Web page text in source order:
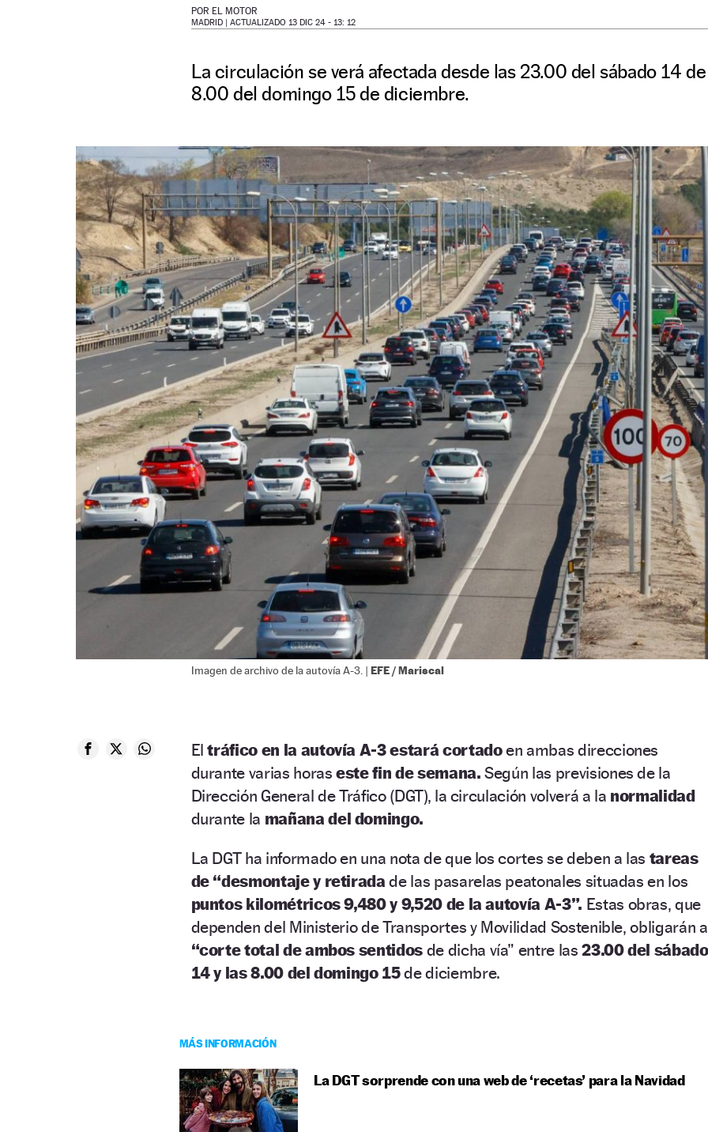
POR EL MOTOR
MADRID | ACTUALIZADO 13 DIC 24 - 13: 12
La circulación se verá afectada desde las 23.00 del sábado 14
8.00 del domingo 15 de diciembre.
Imagen de archivo de la autovía A-3. | EFE / Mariscal
Eltráfico en la autovía A-3 estará cortadoen ambas direcciones
durante varias horaseste fin de semana. Según las previsiones de la
Dirección General de Tráfico (DGT), la circulación volverá a la normalidad
durante la mañana del domingo.
La DGT ha informado en una nota de que los cortes se deben a las tareas
de “desmontaje y retirada de las pasarelas peatonales situadas en los
puntos kilométricos 9,480 y 9,520 de la autovía A-3”. Estas obras, que
dependen del Ministerio de Transportes y Movilidad Sostenible, obligarán
“corte total de ambos sentidos de dicha vía” entre las 23.00 del sábado
14 y las 8.00 del domingo 15de diciembre.
MÁS INFORMACIÓN
La DGT sorprende con una web de ‘recetas’ para la Navidad